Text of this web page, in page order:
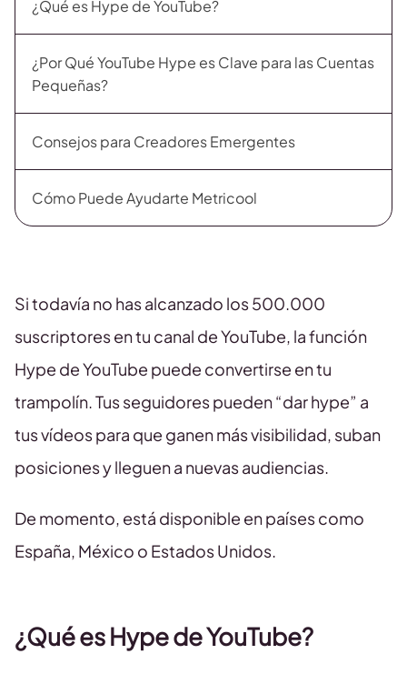
¿Qué es Hype de YouTube?
¿Por Qué YouTube Hype es Clave para las Cuentas
Pequeñas?
Consejos para Creadores Emergentes
Cómo Puede Ayudarte Metricool
Si todavía no has alcanzado los 500.000
suscriptores en tu canal de YouTube, la función
Hype de YouTube puede convertirse en tu
trampolín. Tus seguidores pueden “dar hype” a
tus vídeos para que ganen más visibilidad, suban
posiciones y lleguen a nuevas audiencias.
De momento, está disponible en países como
España, México o Estados Unidos.
¿Qué es Hype de YouTube?